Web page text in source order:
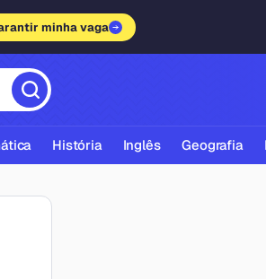
minha vaga
História Inglês Geografia